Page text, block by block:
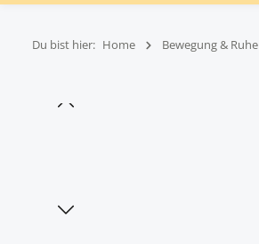
Du bist hier: Home Bewegung & Ruhe
Bildergalerie überspringen